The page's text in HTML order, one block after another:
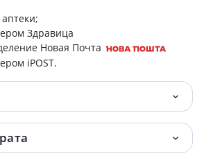
Здравица
Новая Почта
iPOST.